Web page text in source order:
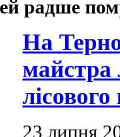
радше
На
майстра
23 липня